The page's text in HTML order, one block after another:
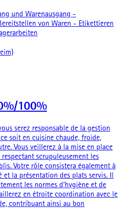
und Warenausgang -
von Waren - Etikettieren
100%
serez responsable de la gestion
soit en cuisine chaude, froide,
Vous veillerez à la mise en place
scrupuleusement les
Votre rôle consistera également à
la présentation des plats servis. Il
les normes d’hygiène et de
en étroite coordination avec le
contribuant ainsi au bon